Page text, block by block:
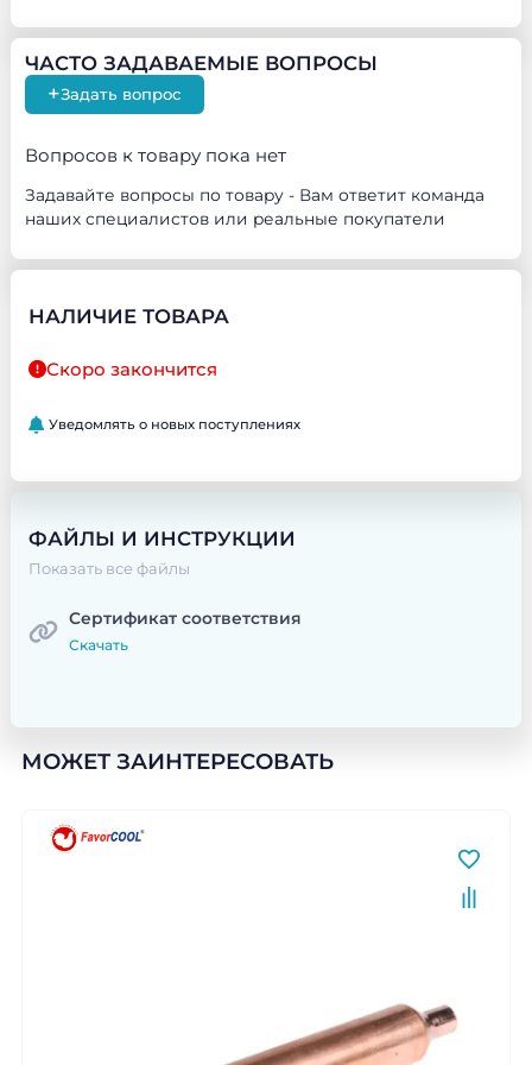
трубопроводы и теплообменники могут иметь меньшие
размеры.
ЧАСТО ЗАДАВАЕМЫЕ ВОПРОСЫ
+Задать вопрос
Вопросов к товару пока нет
Задавайте вопросы по товару - Вам ответит команда
наших специалистов или реальные покупатели
НАЛИЧИЕ ТОВАРА
Скоро закончится
Уведомлять о новых поступлениях
ФАЙЛЫ И ИНСТРУКЦИИ
Показать все файлы
Сертификат соответствия
Скачать
МОЖЕТ ЗАИНТЕРЕСОВАТЬ